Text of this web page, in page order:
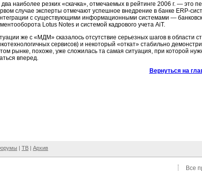
наиболее резких «скачка», отмечаемых в рейтинге 2006 г. — это
случае эксперты отмечают успешное внедрение в банке ERP-
с существующими информационными системами —
Lotus Notes и системой кадрового учета AiT.
же с «МДМ» сказалось отсутствие серьезных шагов в области
сервисов) и некоторый «откат» стабильно
рынке, похоже, уже сложилась та самая ситуация, при которой
вперед.
Вернуться на
| ТВ | Архив
Все